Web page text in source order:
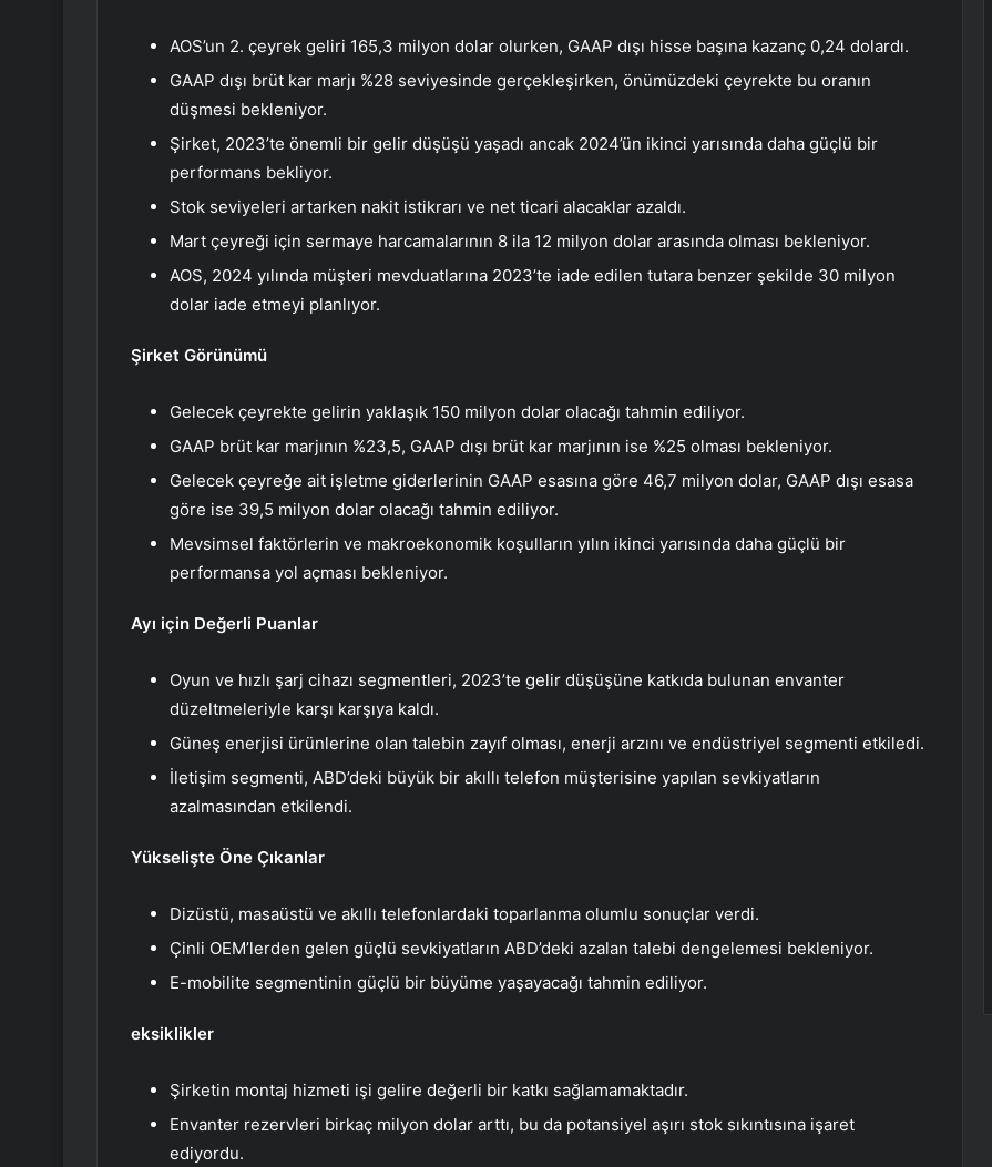
AOS’un 2. çeyrek geliri 165,3 milyon dolar olurken, GAAP dışı hisse başına kazanç 0,24 dolardı.
GAAP dışı brüt kar marjı %28 seviyesinde gerçekleşirken, önümüzdeki çeyrekte bu oranın
düşmesi bekleniyor.
Şirket, 2023’te önemli bir gelir düşüşü yaşadı ancak 2024’ün ikinci yarısında daha güçlü bir
performans bekliyor.
Stok seviyeleri artarken nakit istikrarı ve net ticari alacaklar azaldı.
Mart çeyreği için sermaye harcamalarının 8 ila 12 milyon dolar arasında olması bekleniyor.
AOS, 2024 yılında müşteri mevduatlarına 2023’te iade edilen tutara benzer şekilde 30 milyon
dolar iade etmeyi planlıyor.
Şirket Görünümü
Gelecek çeyrekte gelirin yaklaşık 150 milyon dolar olacağı tahmin ediliyor.
GAAP brüt kar marjının %23,5, GAAP dışı brüt kar marjının ise %25 olması bekleniyor.
Gelecek çeyreğe ait işletme giderlerinin GAAP esasına göre 46,7 milyon dolar, GAAP dışı esasa
göre ise 39,5 milyon dolar olacağı tahmin ediliyor.
Mevsimsel faktörlerin ve makroekonomik koşulların yılın ikinci yarısında daha güçlü bir
performansa yol açması bekleniyor.
Ayı için Değerli Puanlar
Oyun ve hızlı şarj cihazı segmentleri, 2023’te gelir düşüşüne katkıda bulunan envanter
düzeltmeleriyle karşı karşıya kaldı.
Güneş enerjisi ürünlerine olan talebin zayıf olması, enerji arzını ve endüstriyel segmenti etkiledi.
İletişim segmenti, ABD’deki büyük bir akıllı telefon müşterisine yapılan sevkiyatların
azalmasından etkilendi.
Yükselişte Öne Çıkanlar
Dizüstü, masaüstü ve akıllı telefonlardaki toparlanma olumlu sonuçlar verdi.
Çinli OEM’lerden gelen güçlü sevkiyatların ABD’deki azalan talebi dengelemesi bekleniyor.
E-mobilite segmentinin güçlü bir büyüme yaşayacağı tahmin ediliyor.
eksiklikler
Şirketin montaj hizmeti işi gelire değerli bir katkı sağlamamaktadır.
Envanter rezervleri birkaç milyon dolar arttı, bu da potansiyel aşırı stok sıkıntısına işaret
ediyordu.